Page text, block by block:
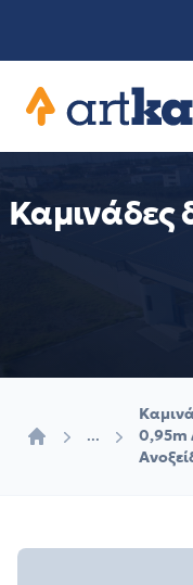
Artkamin
Καμινάδες
...
0,95m